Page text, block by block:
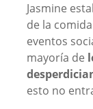
Jasmine
de la
eventos
mayoría de
esto no